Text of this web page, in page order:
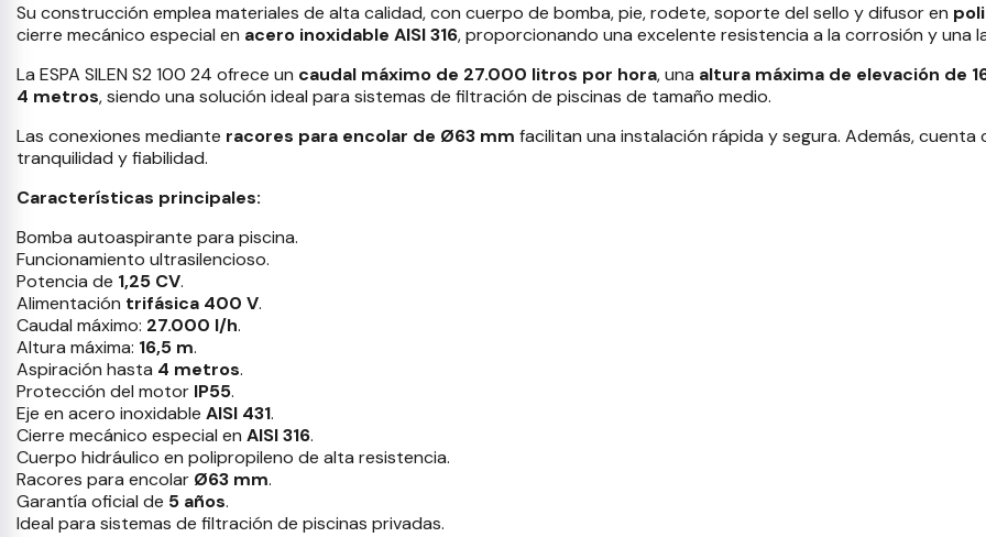
Su construcción emplea materiales de alta calidad, con cuerpo de bomba, pie, rodete, soporte del sello y difusor en
cierre mecánico especial en acero inoxidable AISI 316, proporcionando una excelente resistencia a la corrosión y una
La ESPA SILEN S2 100 24 ofrece un caudal máximo de 27.000 litros por hora, una altura máxima de elevación de
4 metros, siendo una solución ideal para sistemas de filtración de piscinas de tamaño medio.
Las conexiones mediante racores para encolar de Ø63 mm facilitan una instalación rápida y segura. Además, cuenta
tranquilidad y fiabilidad.
Características principales:
Bomba autoaspirante para piscina.
Funcionamiento ultrasilencioso.
Potencia de 1,25 CV.
Alimentación trifásica 400 V.
Caudal máximo: 27.000 l/h.
Altura máxima: 16,5 m.
Aspiración hasta 4 metros.
Protección del motor IP55.
Eje en acero inoxidable AISI 431.
Cierre mecánico especial en AISI 316.
Cuerpo hidráulico en polipropileno de alta resistencia.
Racores para encolar Ø63 mm.
Garantía oficial de 5 años.
Ideal para sistemas de filtración de piscinas privadas.